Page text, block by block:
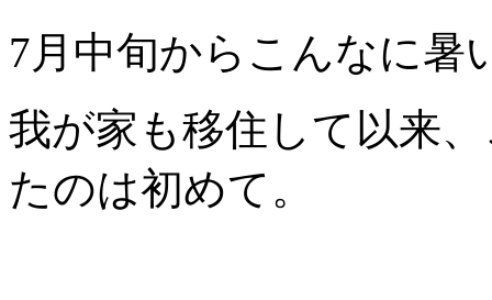
7月中旬からこんなに暑
我が家も移住して以来
たのは初めて。